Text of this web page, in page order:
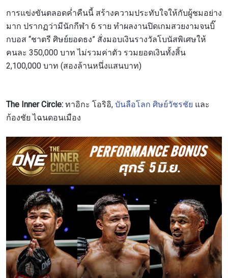
การแข่งขันตลอดค่ำคืนนี้ สร้างความประทับใจให้กับผู้ชมอย่าง
มาก ปรากฏว่ามีนักกีฬา 6 ราย ทำผลงานปิดเกมสวยงามจนบิ๊
กบอส “ชาตรี ศิษย์ยอดธง” สั่งมอบเงินรางวัลโบนัสพิเศษให้
คนละ 350,000 บาท ไม่รวมค่าตัว รวมยอดเงินทั้งสิ้น
2,100,000 บาท (สองล้านหนึ่งแสนบาท)
The Inner Circle: ทาอิกะ โอริอิ, บันลือโลก ศิษย์วัชรชัย และ
ก้องชัย ไฉนดอนเมือง
คู่แข่ง
อีเวนต์
สมัครเพื่อไม่พลาดข่าวเด็ด
เพื่อไม่พลาดข่าวสารของ ONE รีบลงทะเบียนตอนนี้
เพื่อรับข้อมูลอัปเดตล่าสุดก่อนใคร รวมทั้งข้อเสนอ
และสิทธิพิเศษในการเลือกที่นั่งที่ดีที่สุดในสนาม
อีเมล
ชื่อ